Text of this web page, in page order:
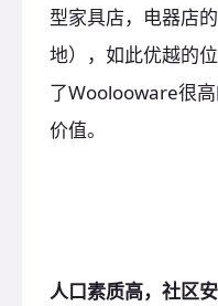
型家具店，电器店
地），如此优越的
了Woolooware很
价值。
人口素质高，社区